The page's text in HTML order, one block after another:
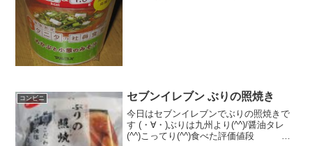
コンビニ セブンイレブン ぶりの照焼き
今日はセブンイレブンでぶりの照焼きで
す (・∀・)ぶりは九州より(^^)/醤油タレ
(^^)こってり(^^)食べた評価値段 １